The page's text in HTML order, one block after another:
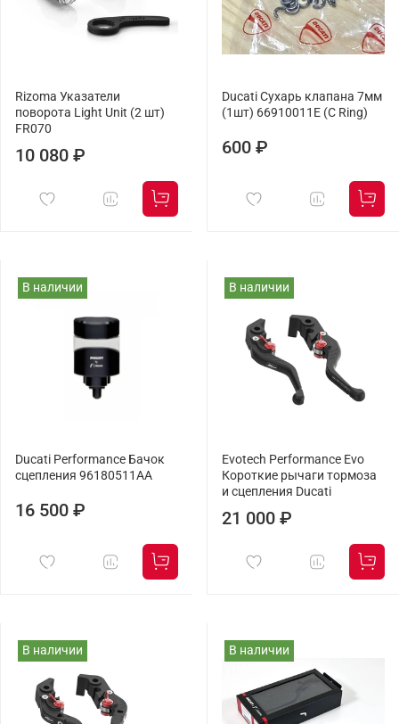
Rizoma Указатели
поворота Light Unit (2 шт)
FR070
10 080 ₽
Ducati Сухарь клапана 7мм
(1шт) 66910011E (C Ring)
600 ₽
В наличии
Ducati Performance Бачок
сцепления 96180511AA
16 500 ₽
В наличии
Evotech Performance Evo
Короткие рычаги тормоза
и сцепления Ducati
21 000 ₽
В наличии В наличии